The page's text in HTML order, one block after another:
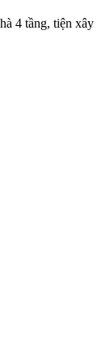
4 tầng, tiện xây